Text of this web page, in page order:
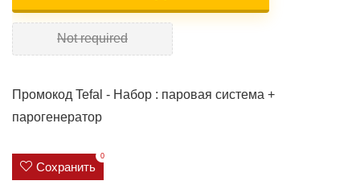
Not required
Промокод Tefal - Набор : паровая система +
парогенератор
Сохранить
0